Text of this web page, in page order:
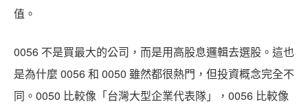
值。
0056 不是買最大的公司，而是用高股息邏輯去選股。這也
是為什麼 0056 和 0050 雖然都很熱門，但投資概念完全不
同。0050 比較像「台灣大型企業代表隊」，0056 比較像